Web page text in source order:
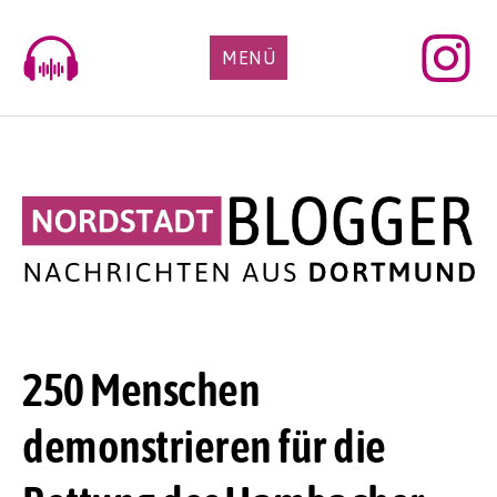
content
MENÜ
250 Menschen
demonstrieren für die